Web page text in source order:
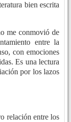
bien escrita
me conmovió de
entre la
con emociones
Es una lectura
por los lazos
relación entre los